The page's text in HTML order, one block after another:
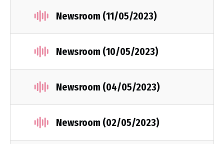
Newsroom (11/05/2023)
Newsroom (10/05/2023)
Newsroom (04/05/2023)
Newsroom (02/05/2023)